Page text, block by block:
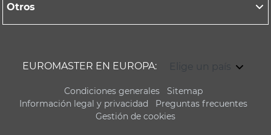
Otros
EUROMASTER EN EUROPA: Elige un país
Condiciones generales
Sitemap
Información legal y privacidad
Preguntas frecuentes
Gestión de cookies